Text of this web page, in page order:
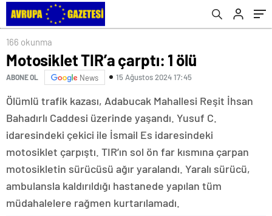
166 okunma
Motosiklet TIR’a çarptı: 1 ölü
ABONE OL News 15 Ağustos 2024 17:45
Ölümlü trafik kazası, Adabucak Mahallesi Reşit İhsan
Bahadırlı Caddesi üzerinde yaşandı. Yusuf C.
idaresindeki çekici ile İsmail Es idaresindeki
motosiklet çarpıştı. TIR’ın sol ön far kısmına çarpan
motosikletin sürücüsü ağır yaralandı. Yaralı sürücü,
ambulansla kaldırıldığı hastanede yapılan tüm
müdahalelere rağmen kurtarılamadı.